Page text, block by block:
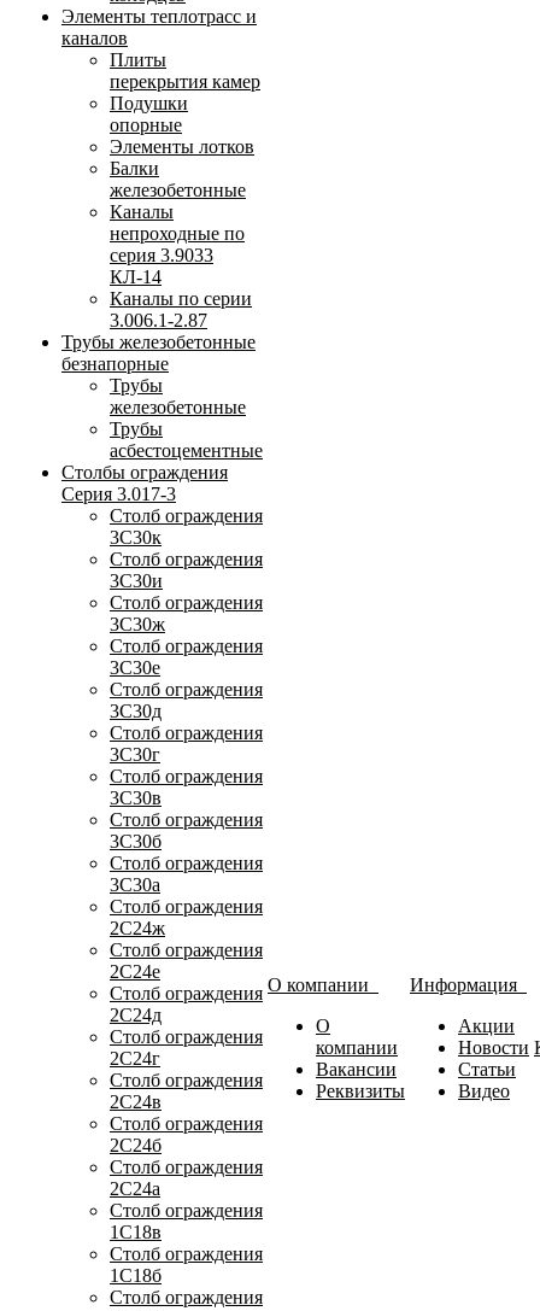
Элементы теплотрасс и
каналов
Плиты
перекрытия камер
Подушки
опорные
Элементы лотков
Балки
железобетонные
Каналы
непроходные по
серия 3.9033
КЛ-14
Каналы по серии
3.006.1-2.87
Трубы железобетонные
безнапорные
Трубы
железобетонные
Трубы
асбестоцементные
Столбы ограждения
Серия 3.017-3
Столб ограждения
3С30к
Столб ограждения
3С30и
Столб ограждения
3С30ж
Столб ограждения
3С30е
Столб ограждения
3С30д
Столб ограждения
3С30г
Столб ограждения
3С30в
Столб ограждения
3С30б
Столб ограждения
3С30а
Столб ограждения
2С24ж
Столб ограждения
2С24е
Столб ограждения
2С24д
Столб ограждения
2С24г
Столб ограждения
2С24в
Столб ограждения
2С24б
Столб ограждения
2С24а
Столб ограждения
1С18в
Столб ограждения
1С18б
Столб ограждения
О компании
О
компании
Вакансии
Реквизиты
Информация
Акции
Новости
Статьи
Видео